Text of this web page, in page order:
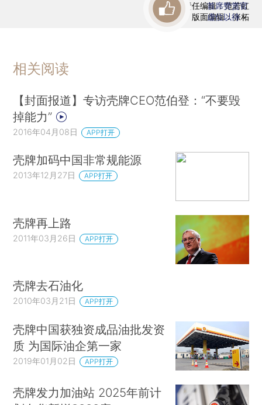
责任编辑：范若虹
版面编辑：张柘
首席赞赏官
虚位以待
相关阅读
【封面报道】专访壳牌CEO范伯登：“不要毁
掉能力”
2016年04月08日 APP打开
壳牌加码中国非常规能源
2013年12月27日 APP打开
壳牌再上路
2011年03月26日 APP打开
壳牌去石油化
2010年03月21日 APP打开
壳牌中国获独资成品油批发资
质 为国际油企第一家
2019年01月02日 APP打开
壳牌发力加油站 2025年前计